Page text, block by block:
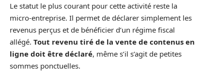
Le statut le plus courant pour cette activité reste la
micro-entreprise. Il permet de déclarer simplement les
revenus perçus et de bénéficier d’un régime fiscal
allégé. Tout revenu tiré de la vente de contenus en
ligne doit être déclaré, même s’il s’agit de petites
sommes ponctuelles.